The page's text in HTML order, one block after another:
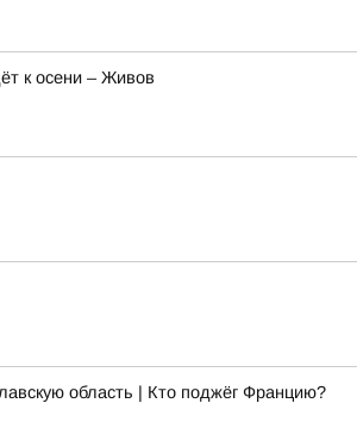
к осени – Живов
область | Кто поджёг Францию?